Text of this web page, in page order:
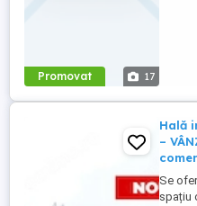
Promovat 17
Hală
–
Se
spațiu